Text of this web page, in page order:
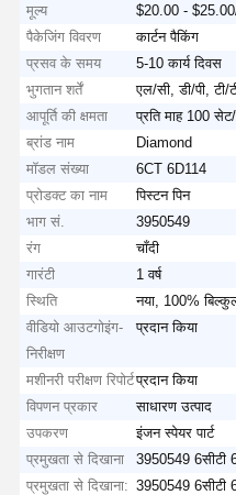
मूल्य
$20.00 -
पैकेजिंग विवरण
कार्टन पैकिंग
प्रसव के समय
5-10 कार्य दिवस
भुगतान शर्तें
एल/सी, डी/पी, टी/
आपूर्ति की क्षमता
प्रति माह 100
ब्रांड नाम
Diamond
मॉडल संख्या
6CT 6D114
प्रोडक्ट का नाम
पिस्टन पिन
भाग सं.
3950549
रंग
चाँदी
गारंटी
1 वर्ष
स्थिति
नया, 100%
वीडियो आउटगोइंग-
निरीक्षण
प्रदान किया
मशीनरी परीक्षण रिपोर्टप्रदान किया
विपणन प्रकार
साधारण उत्पाद
उपकरण
इंजन स्पेयर पार्ट
प्रमुखता से दिखाना
3950549 6सीटी
प्रमुखता से दिखाना: 3950549 6सीटी